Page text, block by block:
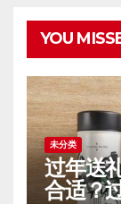
YOU
未分类
过年送
合适？